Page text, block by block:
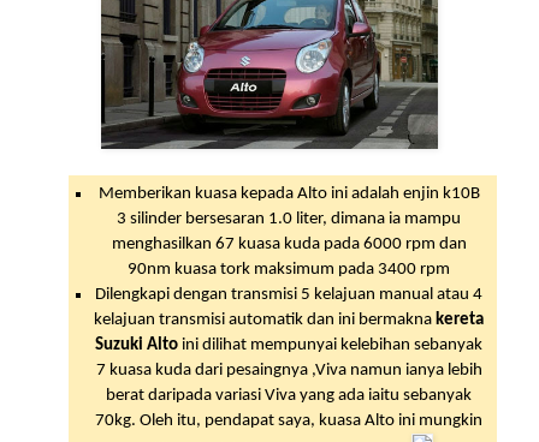
Memberikan kuasa kepada Alto ini adalah enjin k10B
3 silinder bersesaran 1.0 liter, dimana ia mampu
menghasilkan 67 kuasa kuda pada 6000 rpm dan
90nm kuasa tork maksimum pada 3400 rpm
Dilengkapi dengan transmisi 5 kelajuan manual atau 4
kelajuan transmisi automatik dan ini bermakna kereta
Suzuki Alto ini dilihat mempunyai kelebihan sebanyak
7 kuasa kuda dari pesaingnya ,Viva namun ianya lebih
berat daripada variasi Viva yang ada iaitu sebanyak
70kg. Oleh itu, pendapat saya, kuasa Alto ini mungkin